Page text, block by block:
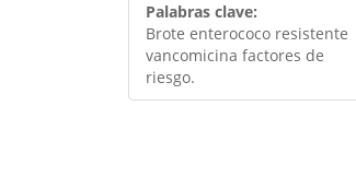
Palabras clave:
Brote enterococo resistente
vancomicina factores de
riesgo.